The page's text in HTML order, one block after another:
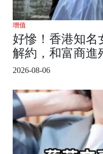
增值
好慘！香港知名
解約，和富商進
2026-08-06